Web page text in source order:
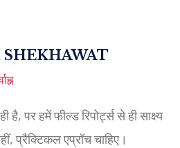
है, पर हमें फील्ड रिपोर्ट्स से ही साक्ष्य
प्रैक्टिकल एप्रॉच चाहिए।